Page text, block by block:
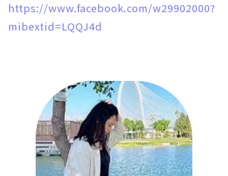
https://www.facebook.com/w29902000?
mibextid=LQQJ4d